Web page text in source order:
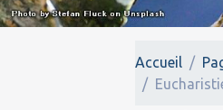
Accueil